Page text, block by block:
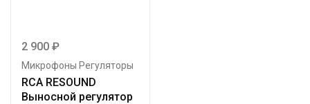
2 900 ₽
Микрофоны Регуляторы
RCA RESOUND
Выносной регулятор